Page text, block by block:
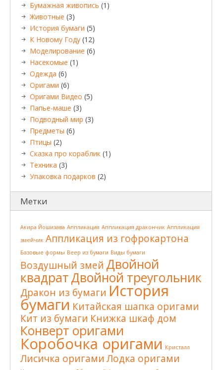
Бумажная живопись (1)
Животные (3)
История бумаги (5)
К Новому Году (12)
Моделирование (6)
Насекомые (1)
Одежда (6)
Оригами (6)
Оригами Видео (5)
Папье-маше (3)
Подводный мир (3)
Предметы (6)
Птицы (2)
Сказка про кораблик (1)
Техника (3)
Упаковка подарков (2)
Метки
Акира Йошизава Аппликация Аппликация дракончик Аппликация
змейчик Аппликация из гофрокартона
Базовые формы Веер из бумаги Виды бумаги
Воздушный змей Двойной
квадратДвойной треугольник
Дракон из бумаги История
бумаги Китайская шапка оригами
Кит из бумаги Книжка шкаф дом
Конверт оригами
Коробочка оригами Кристалл
Лисичка оригами Лодка оригами